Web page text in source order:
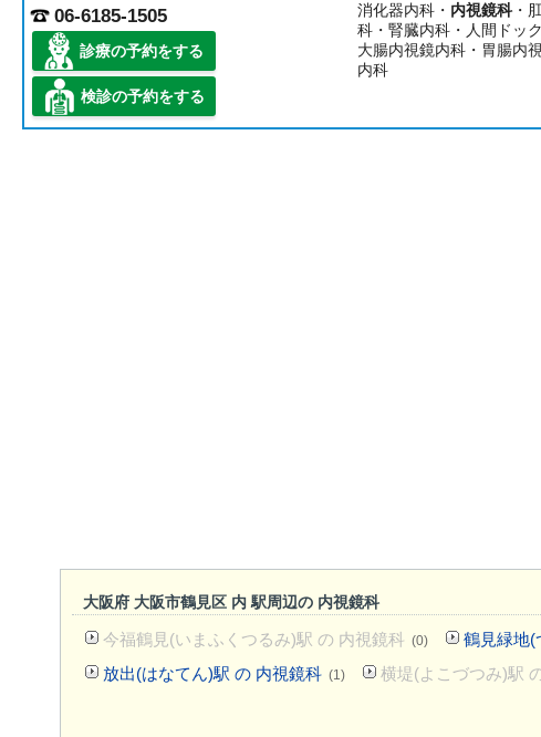
06-6185-1505
診療の予約をする
検診の予約をする
消化器内科・ 内視鏡科・
科・腎臓内科・人間ドッ
大腸内視鏡内科・胃腸内
内科
大阪府 大阪市鶴見区 内 駅周辺の 内視鏡科
今福鶴見(いまふくつるみ)駅 の 内視鏡科 (0) 鶴見緑地(
放出(はなてん)駅 の 内視鏡科 (1) 横堤(よこづつみ)駅